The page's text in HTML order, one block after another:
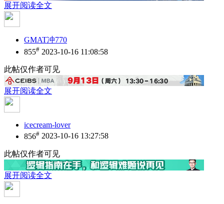
展开阅读全文
GMAT冲770
855# 2023-10-16 11:08:58
此帖仅作者可见
展开阅读全文
icecream-lover
856# 2023-10-16 13:27:58
此帖仅作者可见
展开阅读全文